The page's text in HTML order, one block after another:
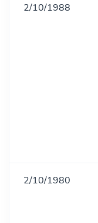
2/10/1988
2/10/1980